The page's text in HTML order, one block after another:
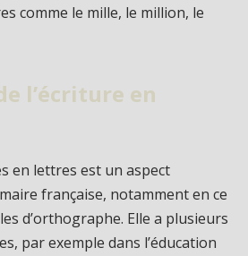
comme le mille, le million, le
l’écriture en
en lettres est un aspect
française, notamment en ce
d’orthographe. Elle a plusieurs
par exemple dans l’éducation